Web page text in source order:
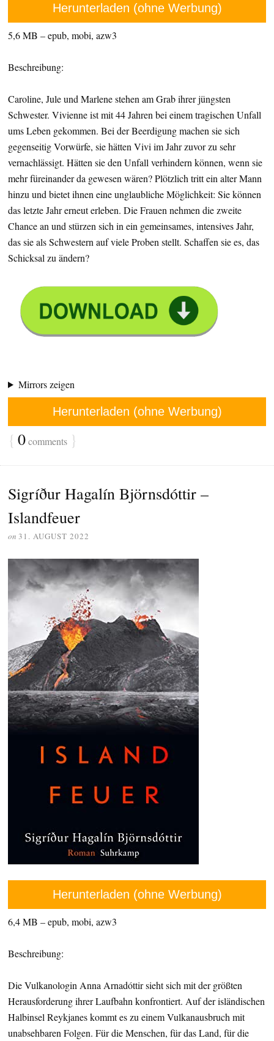
Herunterladen (ohne Werbung)
5,6 MB – epub, mobi, azw3
Beschreibung:
Caroline, Jule und Marlene stehen am Grab ihrer jüngsten
Schwester. Vivienne ist mit 44 Jahren bei einem tragischen Unfall
ums Leben gekommen. Bei der Beerdigung machen sie sich
gegenseitig Vorwürfe, sie hätten Vivi im Jahr zuvor zu sehr
vernachlässigt. Hätten sie den Unfall verhindern können, wenn sie
mehr füreinander da gewesen wären? Plötzlich tritt ein alter Mann
hinzu und bietet ihnen eine unglaubliche Möglichkeit: Sie können
das letzte Jahr erneut erleben. Die Frauen nehmen die zweite
Chance an und stürzen sich in ein gemeinsames, intensives Jahr,
das sie als Schwestern auf viele Proben stellt. Schaffen sie es, das
Schicksal zu ändern?
Mirrors zeigen
Herunterladen (ohne Werbung)
{ 0comments }
Sigríður Hagalín Björnsdóttir –
Islandfeuer
on 31. AUGUST 2022
Herunterladen (ohne Werbung)
6,4 MB – epub, mobi, azw3
Beschreibung:
Die Vulkanologin Anna Arnadóttir sieht sich mit der größten
Herausforderung ihrer Laufbahn konfrontiert. Auf der isländischen
Halbinsel Reykjanes kommt es zu einem Vulkanausbruch mit
unabsehbaren Folgen. Für die Menschen, für das Land, für die